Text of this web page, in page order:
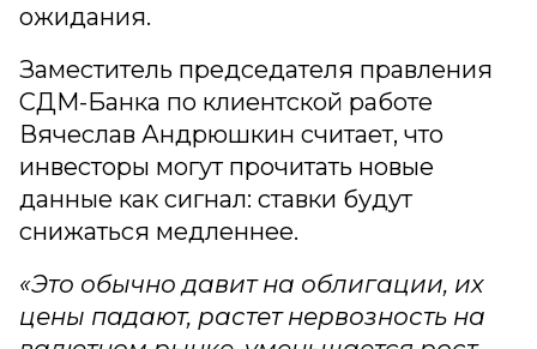
ожидания.
Заместитель председателя правления
СДМ-Банка по клиентской работе
Вячеслав Андрюшкин считает, что
инвесторы могут прочитать новые
данные как сигнал: ставки будут
снижаться медленнее.
«Это обычно давит на облигации, их
цены падают, растет нервозность на